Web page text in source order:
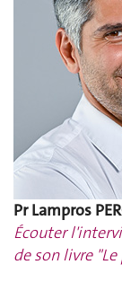
Pr Lampros
Écouter
de son livre